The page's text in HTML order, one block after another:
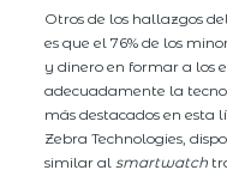
Otros de los hallazgos
es que el 76% de los
y dinero en formar a los
adecuadamente la
más destacados en esta
Zebra Technologies,
similar alsmartwatch